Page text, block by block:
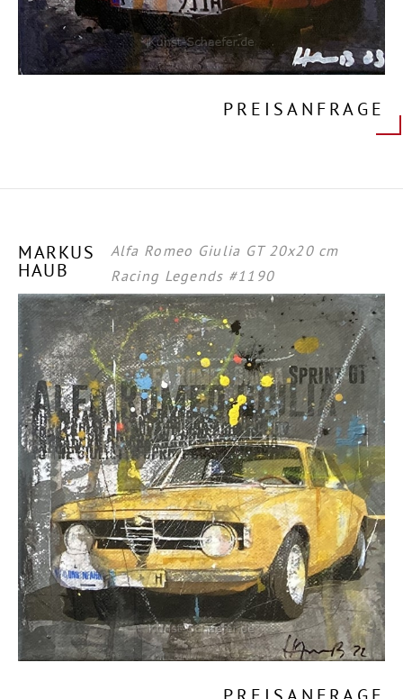
PREISANFRAGE
MARKUS
HAUB
Alfa Romeo Giulia GT 20x20 cm
Racing Legends #1190